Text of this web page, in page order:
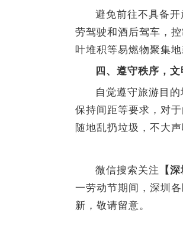
避免前往不具备
劳驾驶和酒后驾车，
叶堆积等易燃物聚集
四、遵守秩序，文
自觉遵守旅游目
保持间距等要求，对
随地乱扔垃圾，不大
微信搜索关注 【
一劳动节期间，深圳
新，敬请留意。